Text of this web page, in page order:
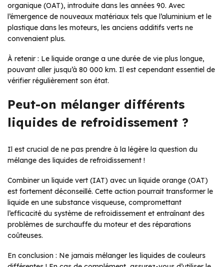
organique (OAT), introduite dans les années 90. Avec
l’émergence de nouveaux matériaux tels que l’aluminium et le
plastique dans les moteurs, les anciens additifs verts ne
convenaient plus.
À retenir : Le liquide orange a une durée de vie plus longue,
pouvant aller jusqu’à 80 000 km. Il est cependant essentiel de
vérifier régulièrement son état.
Peut-on mélanger différents
liquides de refroidissement ?
Il est crucial de ne pas prendre à la légère la question du
mélange des liquides de refroidissement !
Combiner un liquide vert (IAT) avec un liquide orange (OAT)
est fortement déconseillé. Cette action pourrait transformer le
liquide en une substance visqueuse, compromettant
l’efficacité du système de refroidissement et entraînant des
problèmes de surchauffe du moteur et des réparations
coûteuses.
En conclusion : Ne jamais mélanger les liquides de couleurs